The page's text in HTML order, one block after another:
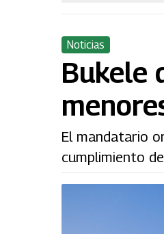
Noticias
Bukele
El mandatario
cumplimiento